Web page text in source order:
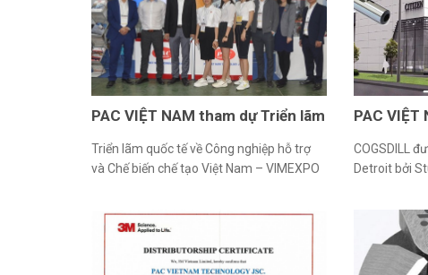
PAC VIỆT NAM tham dự Triển lãm
VIMEXPO 2020
Triển lãm quốc tế về Công nghiệp hỗ trợ
và Chế biến chế tạo Việt Nam – VIMEXPO
Triển lãm C.I.S Việt Nam tổ chức đã chính
thức khai mạc vào ngày 09/12/2020 tại
Hà Nội. VIMEXPO 2020 […]
PAC VIỆT
COGSDILL
Detroit bởi
sửa chữa
dành cho
lĩnh vực ô tô
Brothers.